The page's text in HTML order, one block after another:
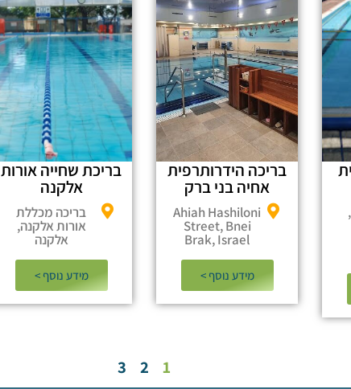
בריכה הידרותרפית
אחיה בני ברק
Ahiah Hashiloni
Street, Bnei
Brak, Israel
מידע נוסף >​
בריכת שחייה אורות
אלקנה
בריכה מכללת
אורות אלקנה,
אלקנה
מידע נוסף >​
1
2
3